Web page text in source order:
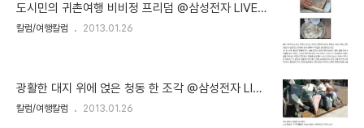
도시민의 귀촌여행 비비정 프리덤 @삼성전자 LIVE 2
012.10.11
칼럼/여행칼럼 2013.01.26
광활한 대지 위에 얹은 청동 한 조각 @삼성전자 LIVE
2012.09.25
칼럼/여행칼럼 2013.01.26